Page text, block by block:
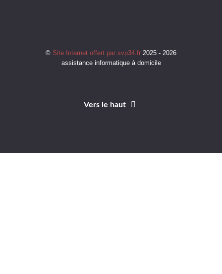
© Site Internet offert par svp34.fr 2025 - 2026
assistance informatique à domicile
Vers le haut